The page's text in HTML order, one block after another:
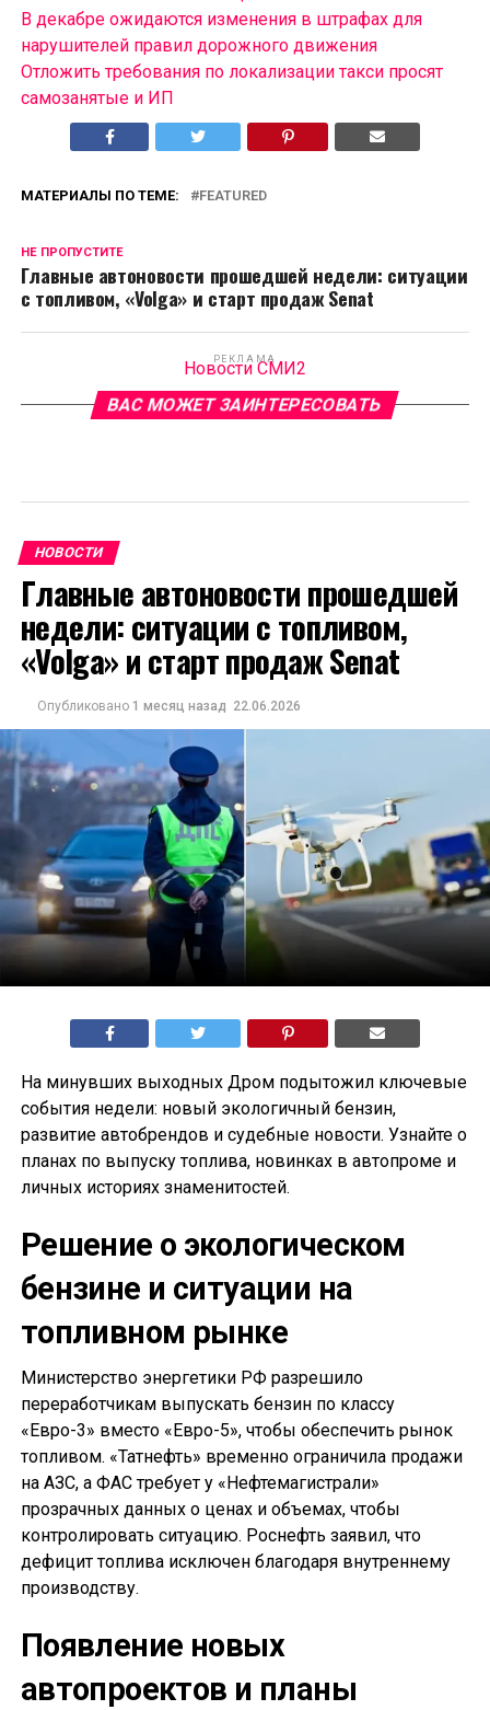
В декабре ожидаются изменения в штрафах для
нарушителей правил дорожного движения
Отложить требования по локализации такси просят
самозанятые и ИП
МАТЕРИАЛЫ ПО ТЕМЕ: FEATURED
НЕ ПРОПУСТИТЕ
Главные автоновости прошедшей недели: ситуации
с топливом, «Volga» и старт продаж Senat
РЕКЛАМА
Новости СМИ2
ВАС МОЖЕТ ЗАИНТЕРЕСОВАТЬ
НОВОСТИ
Главные автоновости прошедшей
недели: ситуации с топливом,
«Volga» и старт продаж Senat
Опубликовано 1 месяц назад 22.06.2026
На минувших выходных Дром подытожил ключевые
события недели: новый экологичный бензин,
развитие автобрендов и судебные новости. Узнайте о
планах по выпуску топлива, новинках в автопроме и
личных историях знаменитостей.
Решение о экологическом
бензине и ситуации на
топливном рынке
Министерство энергетики РФ разрешило
переработчикам выпускать бензин по классу
«Евро-3» вместо «Евро-5», чтобы обеспечить рынок
топливом. «Татнефть» временно ограничила продажи
на АЗС, а ФАС требует у «Нефтемагистрали»
прозрачных данных о ценах и объемах, чтобы
контролировать ситуацию. Роснефть заявил, что
дефицит топлива исключен благодаря внутреннему
производству.
Появление новых
автопроектов и планы